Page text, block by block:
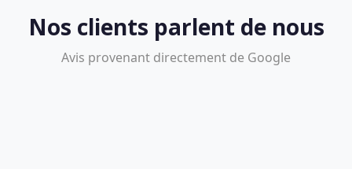
Nos clients parlent de nous
Avis provenant directement de Google